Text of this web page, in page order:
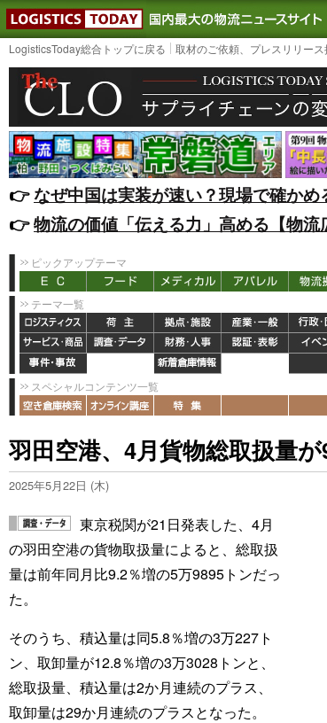
LOGISTICS TODAY｜国内
LogisticsToday総合トップに戻る 取材のご依頼、プレスリリー
👉️なぜ中国は実装が速い？現場で確か
👉️物流の価値「伝える力」高める【物
ピックアップテーマ
テーマ一覧
スペシャルコンテンツ一覧
羽田空港、4月貨物総取扱量
2025年5月22日 (木)
東京税関が21日発表した、4月
の羽田空港の貨物取扱量によると、総取扱
量は前年同月比9.2％増の5万9895トンだっ
た。
そのうち、積込量は同5.8％増の3万227ト
ン、取卸量が12.8％増の3万3028トンと、
総取扱量、積込量は2か月連続のプラス、
取卸量は29か月連続のプラスとなった。